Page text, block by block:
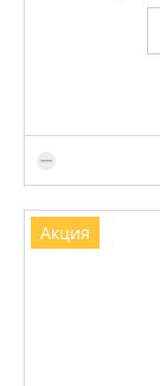
Акция